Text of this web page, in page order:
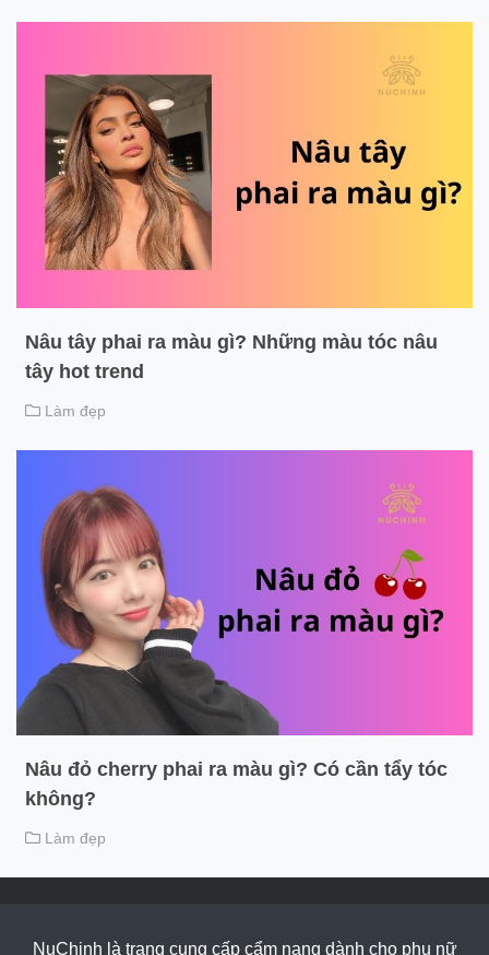
Nâu tây phai ra màu gì? Những màu tóc nâu
tây hot trend
Làm đẹp
Nâu đỏ cherry phai ra màu gì? Có cần tẩy tóc
không?
Làm đẹp
NuChinh là trang cung cấp cẩm nang dành cho phụ nữ